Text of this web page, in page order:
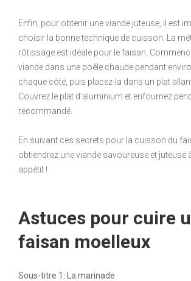
Enfin, pour obtenir une viande juteuse, il est
choisir la bonne technique de cuisson. La
rôtissage est idéale pour le faisan.
viande dans une poêle chaude pendant
chaque côté, puis placez-la dans un plat
Couvrez le plat d’aluminium et enfournez
recommandé.
En suivant ces secrets pour la cuisson du
obtiendrez une viande savoureuse et juteuse
appétit !
Astuces pour cuire
faisan moelleux
Sous-titre 1: La marinade